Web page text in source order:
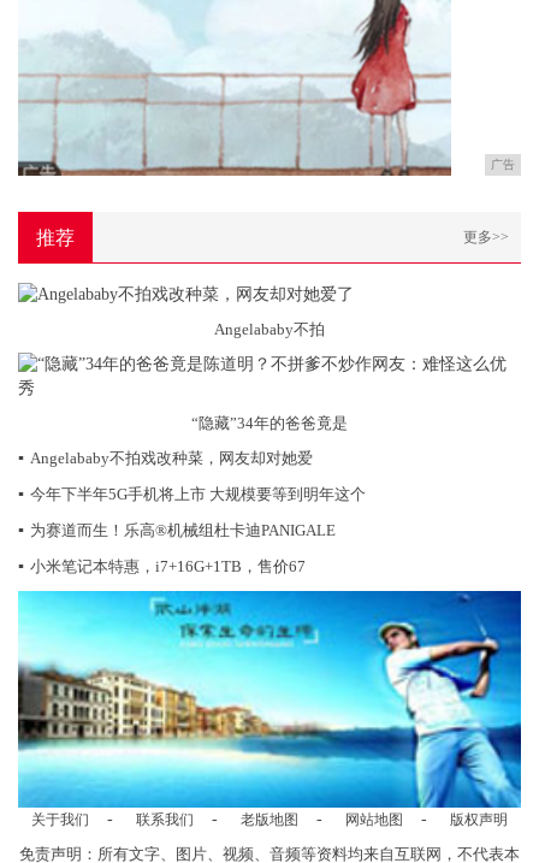
广告
推荐 更多>>
Angelababy不拍
“隐藏”34年的爸爸竟是
▪ Angelababy不拍戏改种菜，网友却对她爱
▪ 今年下半年5G手机将上市 大规模要等到明年这个
▪ 为赛道而生！乐高®机械组杜卡迪PANIGALE
▪ 小米笔记本特惠，i7+16G+1TB，售价67
关于我们 - 联系我们 - 老版地图 - 网站地图 - 版权声明
免责声明：所有文字、图片、视频、音频等资料均来自互联网，不代表本